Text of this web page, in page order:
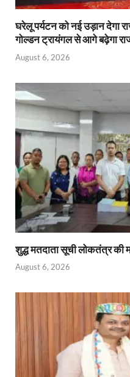
घरेलू पर्यटन को नई उड़ान देगा
गोल्डन ट्रायंगल से आगे बढ़ेगा
August 6, 2026
शुद्ध मतदाता सूची लोकतंत्र की
August 6, 2026